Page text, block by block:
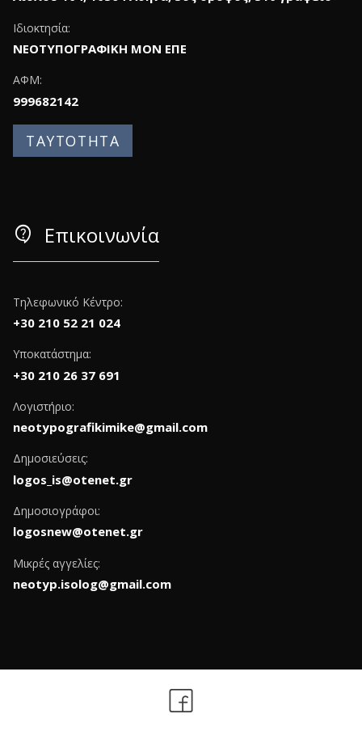
Ιδιοκτησία:
ΝΕΟΤΥΠΟΓΡΑΦΙΚΗ ΜΟΝ ΕΠΕ
ΑΦΜ:
999682142
ΤΑΥΤΟΤΗΤΑ
contact_support Επικοινωνία
Τηλεφωνικό Κέντρο:
+30 210 52 21 024
Υποκατάστημα:
+30 210 26 37 691
Λογιστήριο:
neotypografikimike@gmail.com
Δημοσιεύσεις:
logos_is@otenet.gr
Δημοσιογράφοι:
logosnew@otenet.gr
Μικρές αγγελίες:
neotyp.isolog@gmail.com